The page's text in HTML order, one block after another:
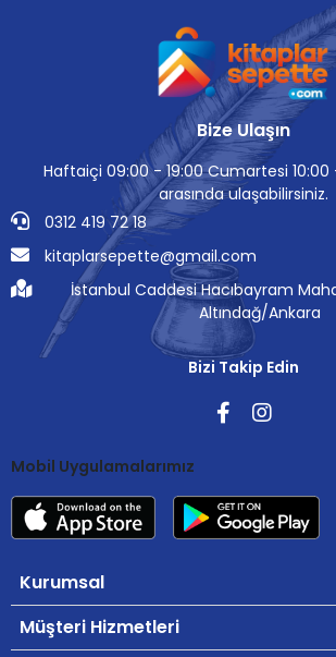
Bize Ulaşın
Haftaiçi 09:00 - 19:00 Cumartesi 10:00
arasında ulaşabilirsiniz.
0312 419 72 18
kitaplarsepette@gmail.com
İstanbul Caddesi Hacıbayram
Altındağ/Ankara
Bizi Takip Edin
Mobil Uygulamalarımız
Kurumsal
Müşteri Hizmetleri